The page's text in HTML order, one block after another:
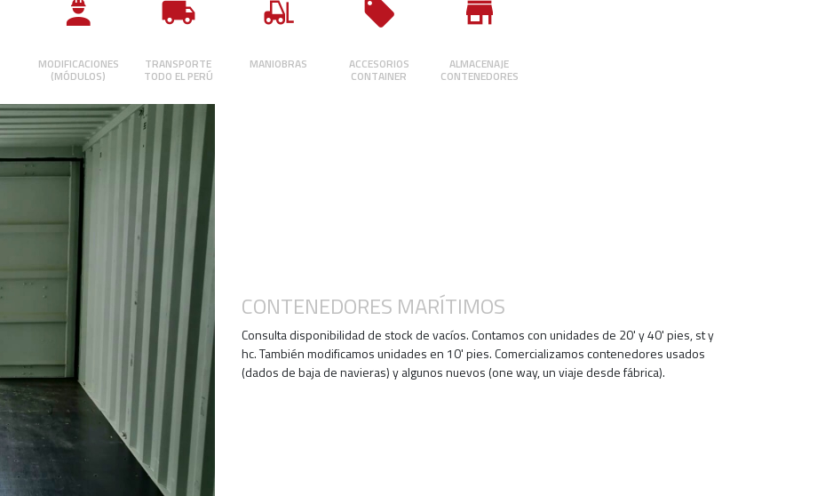
MODIFICACIONES
(MÓDULOS)
TRANSPORTE
TODO EL PERÚ
MANIOBRAS ACCESORIOS
CONTAINER
ALMACENAJE
CONTENEDORES
CONTENEDORES MARÍTIMOS
Consulta disponibilidad de stock de vacíos. Contamos con unidades de 20' y 40' pies, st y
hc. También modificamos unidades en 10' pies. Comercializamos contenedores usados
(dados de baja de navieras) y algunos nuevos (one way, un viaje desde fábrica).